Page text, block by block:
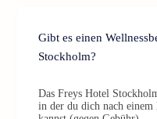
Gibt es einen
Stockholm?
Das Freys Hotel
in der du dich nach einem